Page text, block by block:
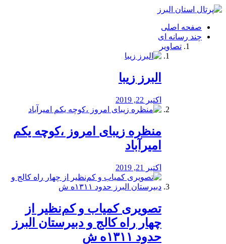
فصد
شرق
تهران
خشکشویی
صفحه اصلی
چند رسانه ای
تصاویر
البرز زیبا
اکتبر 22, 2019
منظره‌‌ زیبای امروز ،کوچه یکم
امیرآباد
اکتبر 21, 2019
️تصویری کمیاب و کم‌نظیر از
چهار راه كالج و دبيرستان البرز
حدود ۱۳۱۱ه ش